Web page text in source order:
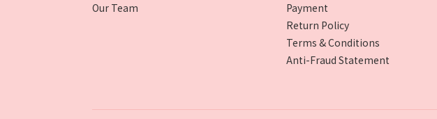
Our Team
Payment
Return Policy
Terms & Conditions
Anti-Fraud Statement